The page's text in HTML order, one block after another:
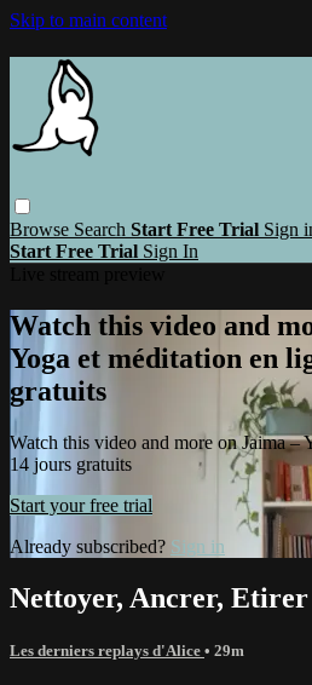
Skip to main content
Browse Search Start Free Trial Sign
Start Free Trial Sign In
Watch this video and
Yoga et méditation en
gratuits
Watch this video and more on Jaima –
14 jours gratuits
Start your free trial
Already subscribed? Sign in
Nettoyer, Ancrer, Etirer
Les derniers replays d'Alice • 29m